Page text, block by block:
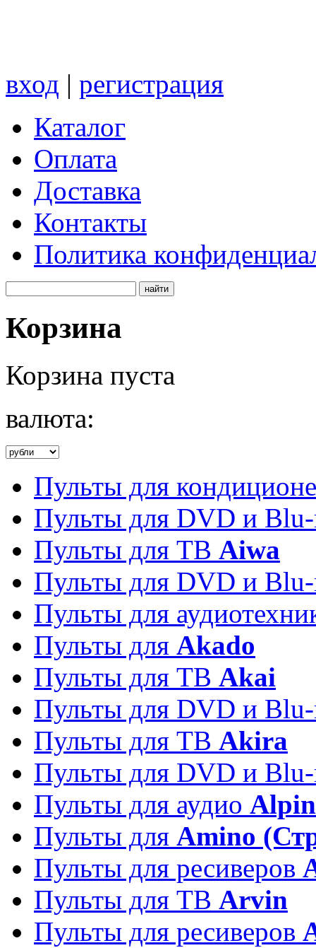
вход | регистрация
Каталог
Оплата
Доставка
Контакты
Политика
Корзина
Корзина пуста
валюта:
Пульты для
Пульты для DVD и
Пульты для ТВ Aiwa
Пульты для DVD и
Пульты для
Пульты для Akado
Пульты для ТВ Akai
Пульты для DVD и
Пульты для ТВ Akira
Пульты для DVD и
Пульты для аудио
Пульты для Amino
Пульты для ресиверов
Пульты для ТВ Arvin
Пульты для ресиверов